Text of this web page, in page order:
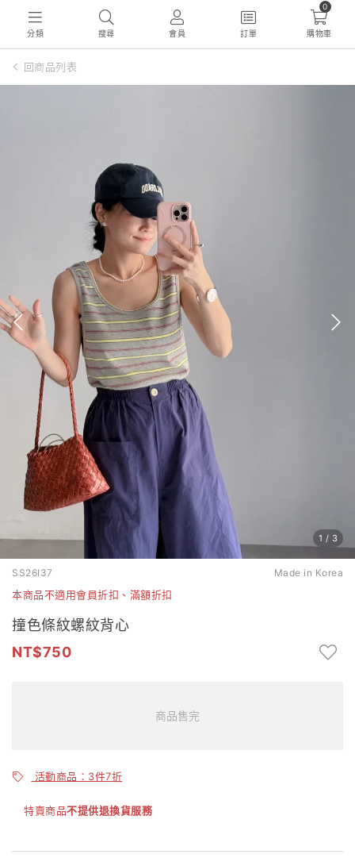
分類 搜尋 會員 訂單
0
購物車
回商品列表
1 / 3
SS26I37 Made in Korea
本商品不適用會員折扣、滿額折扣
撞色條紋螺紋背心
750
商品售完
活動商品：3件7折
特賣商品不提供退換貨服務